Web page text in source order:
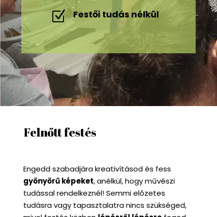
Z Festői tudás nélkül
Felnőtt festés
gyönyörű képeket, anélkül, hogy művészi
tudással rendelkeznél! Semmi előzetes
tudásra vagy tapasztalatra nincs szükséged,